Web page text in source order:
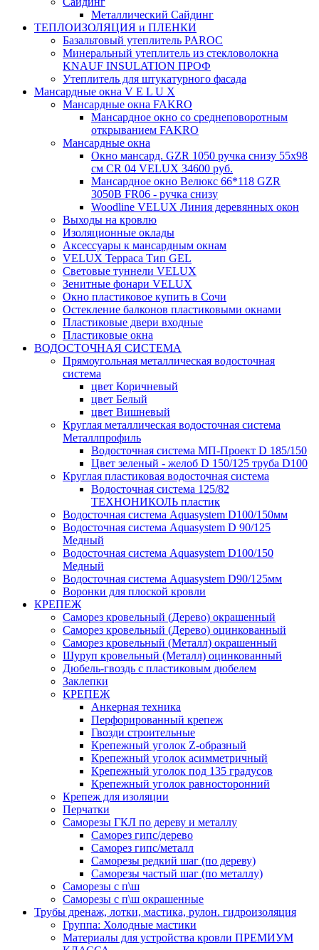
Металлический Сайдинг
ТЕПЛОИЗОЛЯЦИЯ и ПЛЕНКИ
Базальтовый утеплитель PAROC
Минеральный утеплитель из стекловолокна
KNAUF INSULATION ПРОФ
Утеплитель для штукатурного фасада
Мансардные окна V E L U X
Мансардные окна FAKRO
Мансардное окно со среднеповоротным
открыванием FAKRO
Мансардные окна
Окно мансард. GZR 1050 ручка снизу 55х98
см CR 04 VELUX 34600 руб.
Мансардное окно Велюкс 66*118 GZR
3050B FR06 - ручка снизу
Woodline VELUX Линия деревянных окон
Выходы на кровлю
Изоляционные оклады
Аксессуары к мансардным окнам
VELUX Терраса Тип GEL
Световые туннели VELUX
Зенитные фонари VELUX
Окно пластиковое купить в Сочи
Остекление балконов пластиковыми окнами
Пластиковые двери входные
Пластиковые окна
ВОДОСТОЧНАЯ СИСТЕМА
Прямоугольная металлическая водосточная
система
цвет Коричневый
цвет Белый
цвет Вишневый
Круглая металлическая водосточная система
Металлпрофиль
Водосточная система МП-Проект D 185/150
Цвет зеленый - желоб D 150/125 труба D100
Круглая пластиковая водосточная система
Водосточная система 125/82
ТЕХНОНИКОЛЬ пластик
Водосточная система Aquasystem D100/150мм
Водосточная система Aquasystem D 90/125
Медный
Водосточная система Aquasystem D100/150
Медный
Водосточная система Aquasystem D90/125мм
Воронки для плоской кровли
КРЕПЕЖ
Саморез кровельный (Дерево) окрашенный
Саморез кровельный (Дерево) оцинкованный
Саморез кровельный (Металл) окрашенный
Шуруп кровельный (Металл) оцинкованный
Дюбель-гвоздь с пластиковым дюбелем
Заклепки
КРЕПЕЖ
Анкерная техника
Перфорированный крепеж
Гвозди строительные
Крепежный уголок Z-образный
Крепежный уголок асимметричный
Крепежный уголок под 135 градусов
Крепежный уголок равносторонний
Крепеж для изоляции
Перчатки
Саморезы ГКЛ по дереву и металлу
Саморез гипс/дерево
Саморез гипс/металл
Саморезы редкий шаг (по дереву)
Саморезы частый шаг (по металлу)
Саморезы с п\ш
Саморезы с п\ш окрашенные
Трубы дренаж, лотки, мастика, рулон. гидроизоляция
Группа: Холодные мастики
Материалы для устройства кровли ПРЕМИУМ